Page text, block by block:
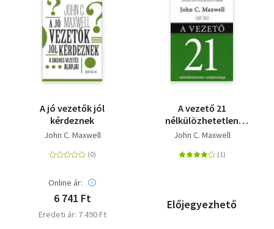
A jó vezetők jól
kérdeznek
John C. Maxwell
Online ár:
6 741 Ft
Eredeti ár: 7 490 Ft
A vezető 21
nélkülözhetetlen
tulajdonsága
John C. Maxwell
Előjegyezhető